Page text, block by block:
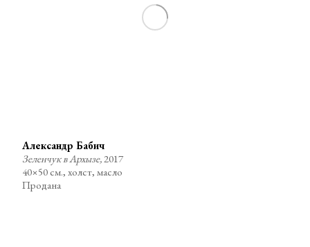
Александр Бабич
Зеленчук в Архызе, 2017
40×50 см., холст, масло
Продана